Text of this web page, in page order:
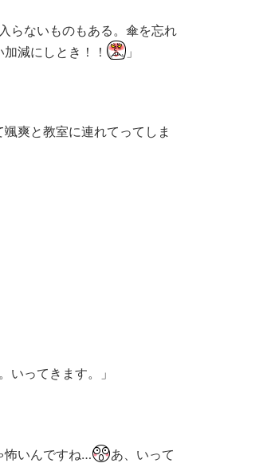
らないものもある。傘を忘れ
減にしとき！！
」
爽と教室に連れてってしま
いってきます。」
怖いんですね…
あ、いって